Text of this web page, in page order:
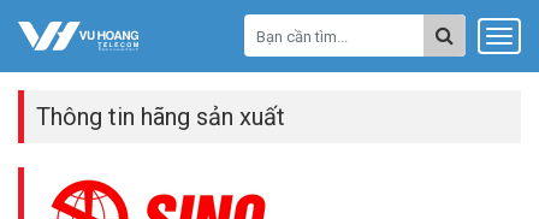
Thông tin hãng sản xuất